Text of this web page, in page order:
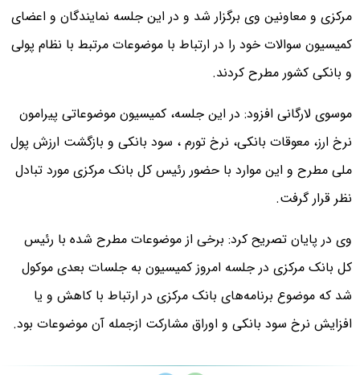
مرکزی و معاونین‌ وی برگزار شد و در این جلسه نمایندگان و اعضای
کمیسیون سوالات خود را در ارتباط با موضوعات مرتبط با نظام پولی
و بانکی کشور مطرح کردند.
موسوی لارگانی افزود: در این جلسه، کمیسیون موضوعاتی پیرامون
نرخ ارز، معوقات بانکی، نرخ تورم ، سود بانکی و بازگشت ارزش پول
ملی مطرح و این موارد با حضور رئیس کل بانک مرکزی مورد تبادل
نظر قرار گرفت.
وی در پایان تصریح کرد: برخی از موضوعات مطرح شده با رئیس
کل بانک مرکزی در جلسه امروز کمیسیون به جلسات بعدی موکول
شد که موضوع برنامه‌های بانک مرکزی در ارتباط با کاهش و یا
افزایش نرخ سود بانکی و اوراق مشارکت ازجمله آن موضوعات بود.